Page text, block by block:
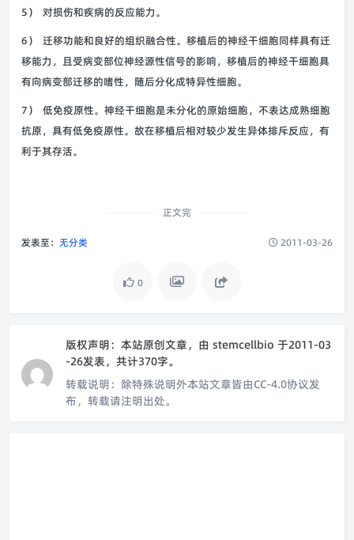
5） 对损伤和疾病的反应能力。
6） 迁移功能和良好的组织融合性。移植后的神经干细胞同样具有迁
移能力，且受病变部位神经源性信号的影响，移植后的神经干细胞具
有向病变部迁移的嗜性，随后分化成特异性细胞。
7） 低免疫原性。神经干细胞是未分化的原始细胞，不表达成熟细胞
抗原，具有低免疫原性。故在移植后相对较少发生异体排斥反应，有
利于其存活。
正文完
发表至： 无分类 2011-03-26
0
版权声明： 本站原创文章，由 stemcellbio 于2011-03
-26发表，共计370字。
转载说明： 除特殊说明外本站文章皆由CC-4.0协议发
布，转载请注明出处。